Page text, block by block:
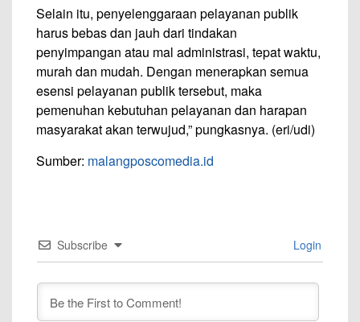
Selain itu, penyelenggaraan pelayanan publik
harus bebas dan jauh dari tindakan
penyimpangan atau mal administrasi, tepat waktu,
murah dan mudah. Dengan menerapkan semua
esensi pelayanan publik tersebut, maka
pemenuhan kebutuhan pelayanan dan harapan
masyarakat akan terwujud,” pungkasnya. (eri/udi)
Sumber: malangposcomedia.id
Subscribe Login